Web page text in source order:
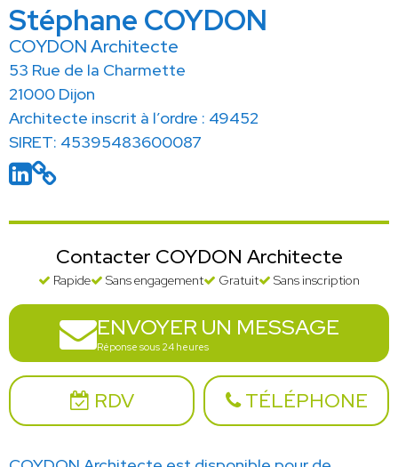
Stéphane COYDON
COYDON Architecte
53 Rue de la Charmette
21000 Dijon
Architecte inscrit à l’ordre : 49452
SIRET: 45395483600087
Contacter COYDON Architecte
Rapide Sans engagement Gratuit Sans inscription
ENVOYER UN MESSAGE
Réponse sous 24 heures
RDV TÉLÉPHONE